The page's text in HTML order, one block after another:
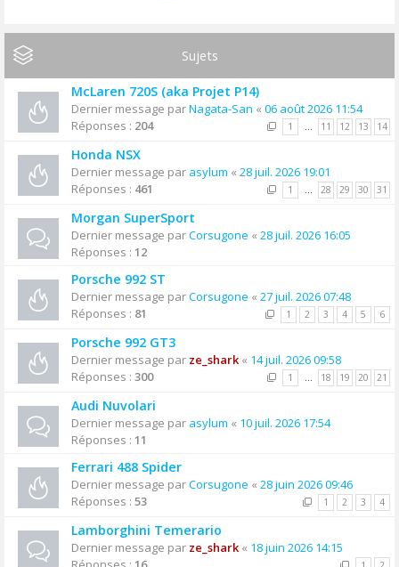
Sujets
McLaren 720S (aka Projet P14)
Dernier message parNagata-San « 06 août 2026 11:54
Réponses : 204 1 … 11 12 13 14
Honda NSX
Dernier message par asylum « 28 juil. 2026 19:01
Réponses : 461 1 … 28 29 30 31
Morgan SuperSport
Dernier message parCorsugone « 28 juil. 2026 16:05
Réponses : 12
Porsche 992 ST
Dernier message parCorsugone « 27 juil. 2026 07:48
Réponses : 81 1 2 3 4 5 6
Porsche 992 GT3
Dernier message par ze_shark« 14 juil. 2026 09:58
Réponses : 300 1 … 18 19 20 21
Audi Nuvolari
Dernier message par asylum « 10 juil. 2026 17:54
Réponses : 11
Ferrari 488 Spider
Dernier message parCorsugone « 28 juin 2026 09:46
Réponses : 53 1 2 3 4
Lamborghini Temerario
Dernier message par ze_shark« 18 juin 2026 14:15